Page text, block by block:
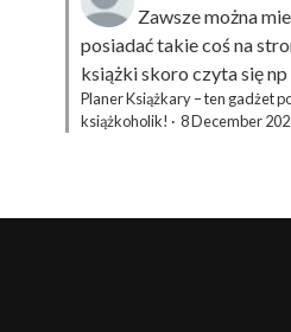
Zawsze można
posiadać takie coś na
książki skoro czyta się np
Planer Książkary – ten gadżet
książkoholik! · 8 December